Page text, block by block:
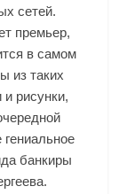
сетей.
премьер,
в самом
из таких
и рисунки,
гениальное
банкиры